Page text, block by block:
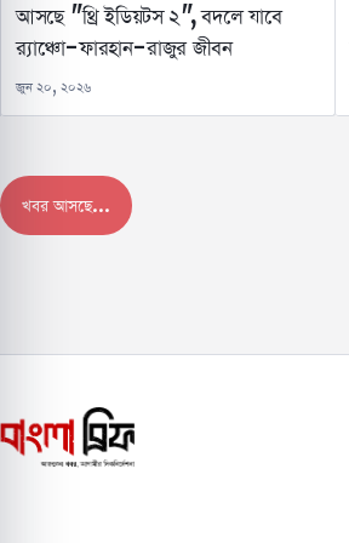
আসছে "থ্রি ইডিয়টস ২", বদলে যাবে
র‍্যাঞ্চো-ফারহান-রাজুর জীবন
জুন ২০, ২০২৬
প্রতিবেদক:স্টাফ রিপোর্টার, বাংলা ব্রিফ